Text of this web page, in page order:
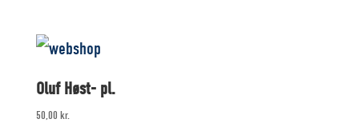
Oluf Høst- pl.
50,00 kr.